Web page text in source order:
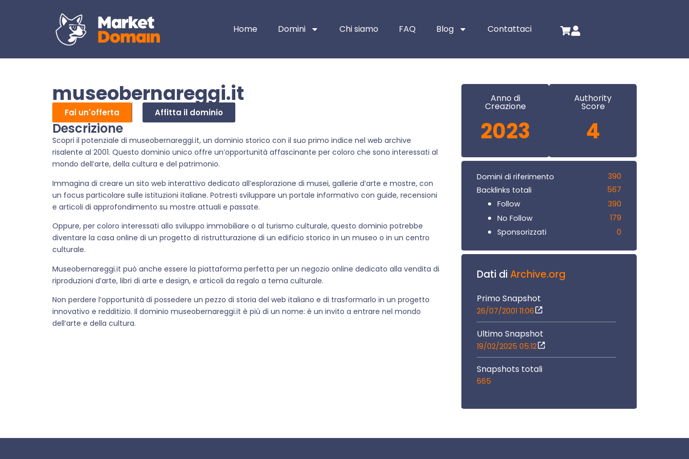
Home Domini Chi siamo FAQ Blog Contattaci
museobernareggi.it
Fai un'offerta Affitta il dominio
Descrizione
Scopri il potenziale di museobernareggi.it, un dominio storico con il suo primo indice nel web archive
risalente al 2001. Questo dominio unico offre un’opportunità affascinante per coloro che sono interessati al
mondo dell’arte, della cultura e del patrimonio.
Immagina di creare un sito web interattivo dedicato all’esplorazione di musei, gallerie d’arte e mostre, con
un focus particolare sulle istituzioni italiane. Potresti sviluppare un portale informativo con guide, recensioni
e articoli di approfondimento su mostre attuali e passate.
Oppure, per coloro interessati allo sviluppo immobiliare o al turismo culturale, questo dominio potrebbe
diventare la casa online di un progetto di ristrutturazione di un edificio storico in un museo o in un centro
culturale.
Museobernareggi.it può anche essere la piattaforma perfetta per un negozio online dedicato alla vendita di
riproduzioni d’arte, libri di arte e design, e articoli da regalo a tema culturale.
Non perdere l’opportunità di possedere un pezzo di storia del web italiano e di trasformarlo in un progetto
innovativo e redditizio. Il dominio museobernareggi.it è più di un nome: è un invito a entrare nel mondo
dell’arte e della cultura.
Anno di
Creazione
2023
Authority
Score
4
Domini di riferimento
390
Backlinks totali
567
Follow
390
No Follow
179
Sponsorizzati
0
Dati diArchive.org
Primo Snapshot
26/07/2001 11:06
Ultimo Snapshot
19/02/2025 05:12
Snapshots totali
665